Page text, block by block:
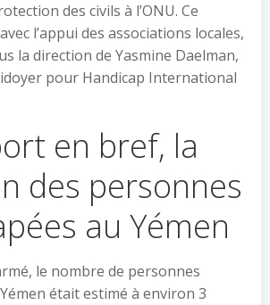
des civils à l’ONU. Ce
l’appui des associations locales,
la direction de Yasmine Daelman,
pour Handicap International
en bref, la
des personnes
au Yémen
le nombre de personnes
était estimé à environ 3